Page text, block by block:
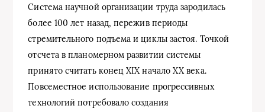
Система научной организации труда зародилась
более 100 лет назад, пережив периоды
стремительного подъема и циклы застоя. Точкой
отсчета в планомерном развитии системы
принято считать конец XIX начало XX века.
Повсеместное использование прогрессивных
технологий потребовало создания